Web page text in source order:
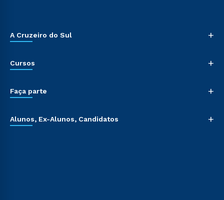
A Cruzeiro do Sul +
Cursos +
Faça parte +
Alunos, Ex-Alunos, Candidatos +